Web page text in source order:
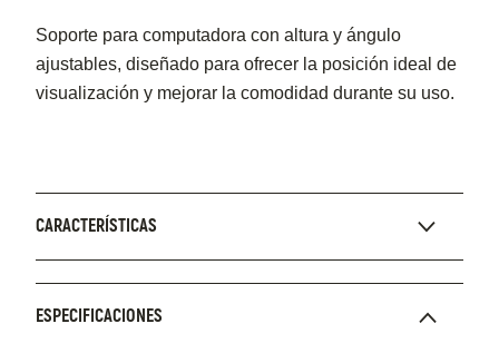
Soporte para computadora con altura y ángulo
ajustables, diseñado para ofrecer la posición ideal de
visualización y mejorar la comodidad durante su uso.
CARACTERÍSTICAS
ESPECIFICACIONES